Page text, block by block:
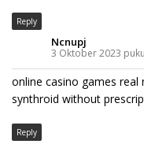
Reply
Ncnupj
3 Oktober 2023
online casino games
synthroid without
Reply